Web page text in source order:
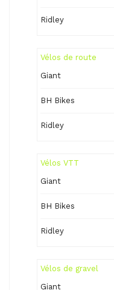
Ridley
Vélos de route
Giant
BH Bikes
Ridley
Vélos VTT
Giant
BH Bikes
Ridley
Vélos de gravel
Giant